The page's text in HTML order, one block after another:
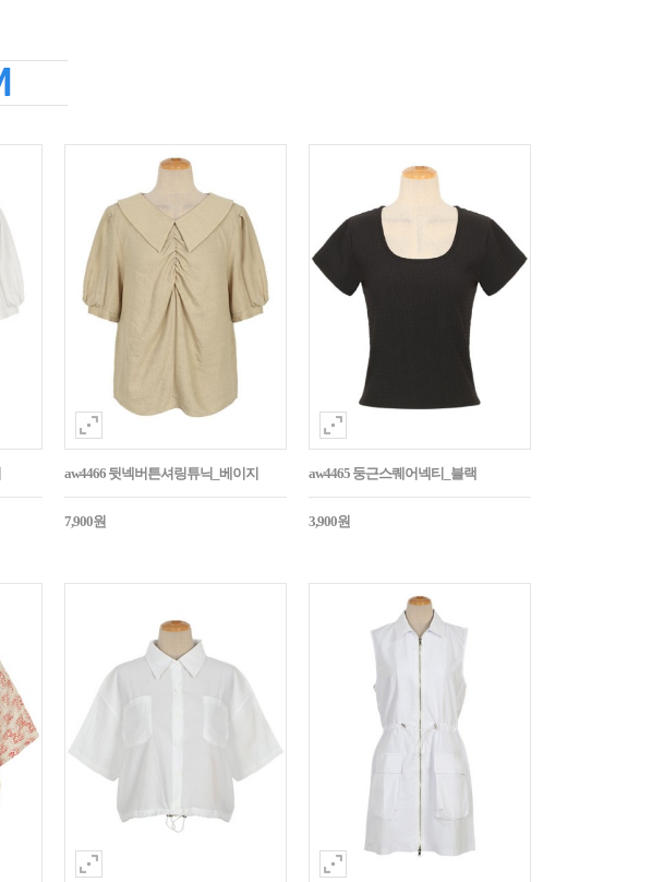
aw4466 뒷넥버튼셔링튜닉_베이지
7,900원
aw4465 둥근스퀘어넥티_블랙
3,900원